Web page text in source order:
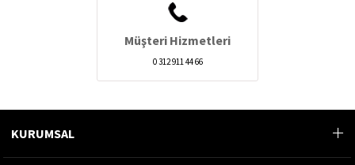
Müşteri Hizmetleri
0 312 911 44 66
KURUMSAL